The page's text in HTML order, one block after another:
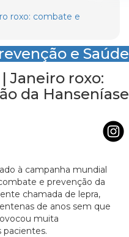
roxo: combate e
e Saúde
Janeiro roxo:
da Hanseníase
à campanha mundial
e prevenção da
chamada de lepra,
de anos sem que
muita
pacientes.